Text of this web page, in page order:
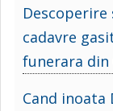
Descoperire
cadavre
funerara din
Cand inoata